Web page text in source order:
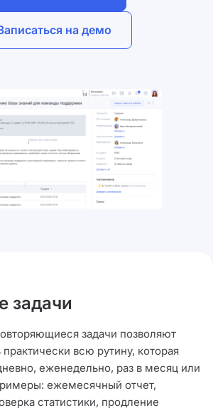
на демо
задачи
задачи позволяют
практически всю рутину, которая
еженедельно, раз в месяц или
ежемесячный отчет,
статистики, продление